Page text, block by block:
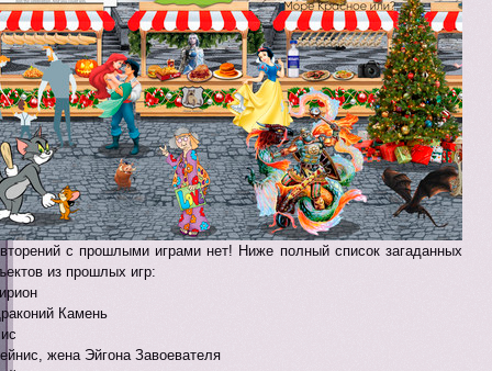
с прошлыми играми нет! Ниже полный список загаданных
из прошлых игр:
Камень
жена Эйгона Завоевателя